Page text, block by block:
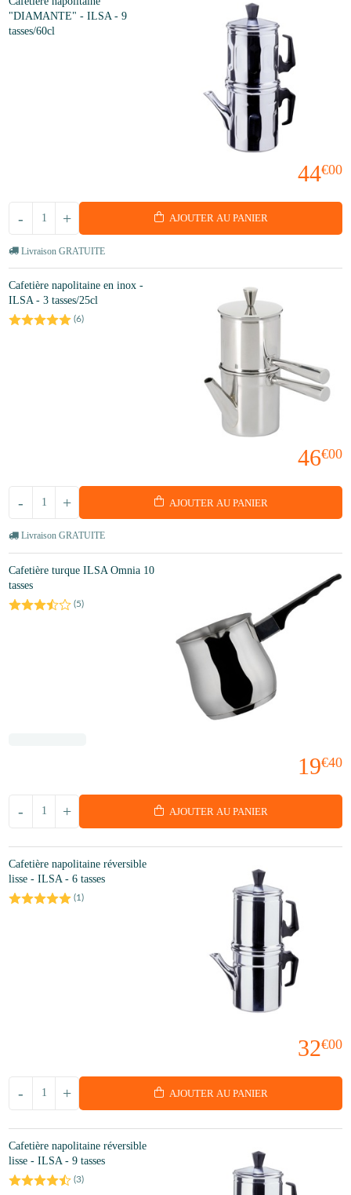
"DIAMANTE" - ILSA - 9
tasses/60cl
44€00
+
- AJOUTER AU PANIER
Livraison GRATUITE
Cafetière napolitaine en inox -
ILSA - 3 tasses/25cl
(6)
46€00
+
- AJOUTER AU PANIER
Livraison GRATUITE
Cafetière turque ILSA Omnia 10
tasses
(5)
19€40
+
- AJOUTER AU PANIER
Cafetière napolitaine réversible
lisse - ILSA - 6 tasses
(1)
32€00
+
- AJOUTER AU PANIER
Cafetière napolitaine réversible
lisse - ILSA - 9 tasses
(3)